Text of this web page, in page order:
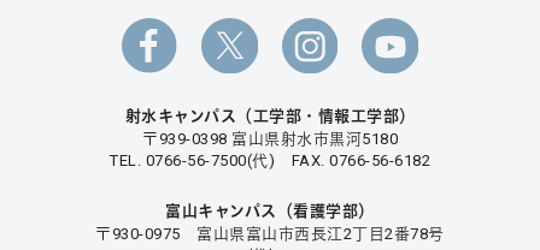
射水キャンパス（工学部・情報工学部）
〒939-0398 富山県射水市黒河5180
TEL. 0766-56-7500(代) FAX. 0766-56-6182
富山キャンパス（看護学部）
〒930-0975 富山県富山市西長江2丁目2番78号